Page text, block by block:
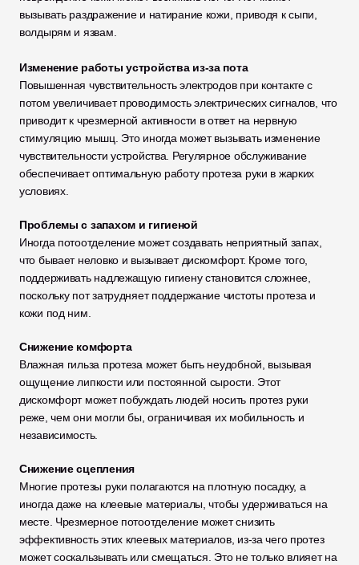
вызывать раздражение и натирание кожи, приводя к сыпи,
волдырям и язвам.
Изменение работы устройства из-за пота
Повышенная чувствительность электродов при контакте с
потом увеличивает проводимость электрических сигналов, что
приводит к чрезмерной активности в ответ на нервную
стимуляцию мышц. Это иногда может вызывать изменение
чувствительности устройства. Регулярное обслуживание
обеспечивает оптимальную работу протеза руки в жарких
условиях.
Проблемы с запахом и гигиеной
Иногда потоотделение может создавать неприятный запах,
что бывает неловко и вызывает дискомфорт. Кроме того,
поддерживать надлежащую гигиену становится сложнее,
поскольку пот затрудняет поддержание чистоты протеза и
кожи под ним.
Снижение комфорта
Влажная гильза протеза может быть неудобной, вызывая
ощущение липкости или постоянной сырости. Этот
дискомфорт может побуждать людей носить протез руки
реже, чем они могли бы, ограничивая их мобильность и
независимость.
Снижение сцепления
Многие протезы руки полагаются на плотную посадку, а
иногда даже на клеевые материалы, чтобы удерживаться на
месте. Чрезмерное потоотделение может снизить
эффективность этих клеевых материалов, из-за чего протез
может соскальзывать или смещаться. Это не только влияет на